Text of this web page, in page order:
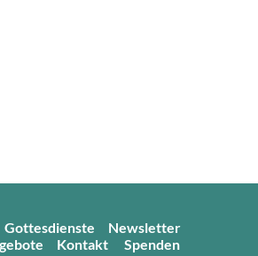
Gottesdienste
Newsletter
Kontakt Spenden